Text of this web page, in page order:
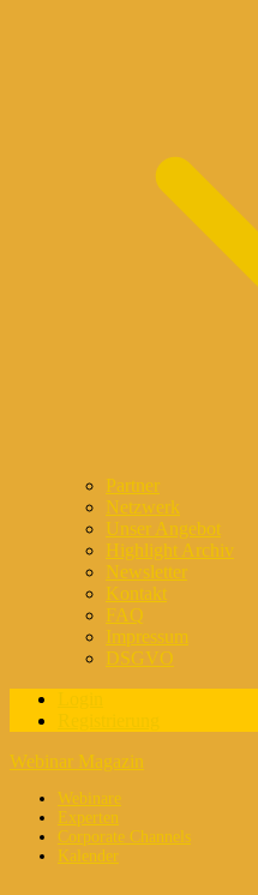
Partner
Netzwerk
Unser Angebot
Highlight Archiv
Newsletter
Kontakt
FAQ
Impressum
DSGVO
Webinar Magazin
Webinare
Experten
Corporate Channels
Kalender